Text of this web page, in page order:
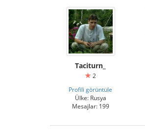
Taciturn_
2
Profili görüntüle
Ülke: Rusya
Mesajlar: 199